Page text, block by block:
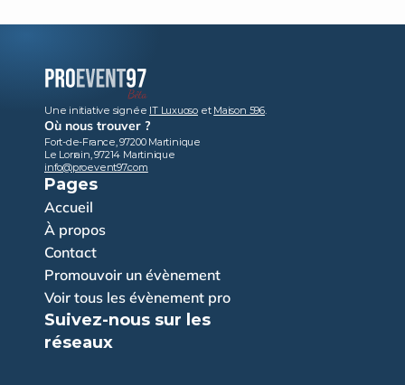
Une initiative signée IT Luxuoso et Maison 596.
Où nous trouver ?
Fort-de-France, 97200 Martinique
Le Lorrain, 97214 Martinique
info@proevent97.com
Pages
Accueil
À propos
Contact
Promouvoir un évènement
Voir tous les évènement pro
Suivez-nous sur les
réseaux